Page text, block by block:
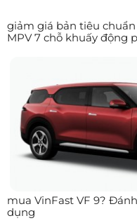
giảm giá bản tiêu
MPV 7 chỗ khuấy động
mua VinFast VF 9?
dụng